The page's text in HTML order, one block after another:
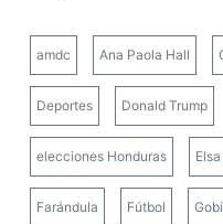
amdc Ana Paola Hall
Deportes Donald Trump
elecciones Honduras
Farándula Fútbol